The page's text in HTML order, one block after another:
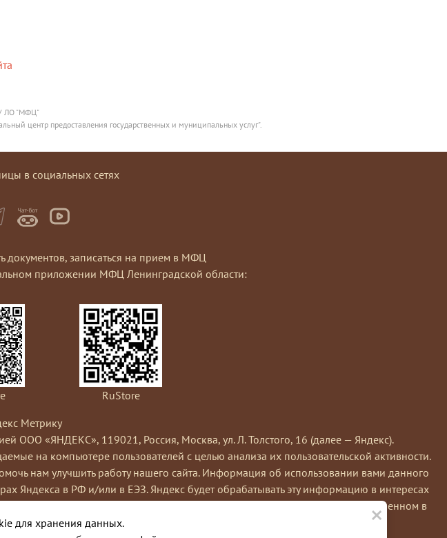
×
для хранения данных.
ЛО "МФЦ"
центр предоставления государственных и муниципальных услуг".
в социальных сетях
документов, записаться на прием в МФЦ
приложении МФЦ Ленинградской области:
RuStore
Метрику
ООО «ЯНДЕКС», 119021, Россия, Москва, ул. Л. Толстого, 16 (далее — Яндекс).
на компьютере пользователей с целью анализа их пользовательской активности.
нам улучшить работу нашего сайта. Информация об использовании вами данного
Яндекса в РФ и/или в ЕЭЗ. Яндекс будет обрабатывать эту информацию в интересах
на сайте. Яндекс обрабатывает эту информацию в порядке, установленном в
Яндекс Метрика.